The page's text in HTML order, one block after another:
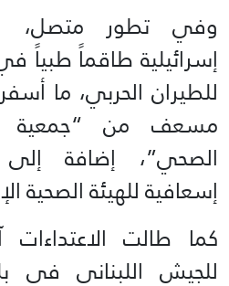
وفي تطور متصل،
إسرائيلية طاقماً طبياً
للطيران الحربي، ما
مسعف من “جمعية
الصحي”، إضافة
إسعافية للهيئة الصحية
كما طالت الاعتداءات
للجيش اللبناني في